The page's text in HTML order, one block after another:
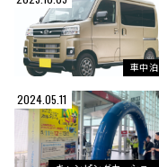
車中泊
2024.05.11